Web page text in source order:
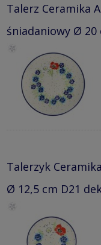
Talerz Ceramika
śniadaniowy Ø 20
Talerzyk
Ø 12,5 cm D21